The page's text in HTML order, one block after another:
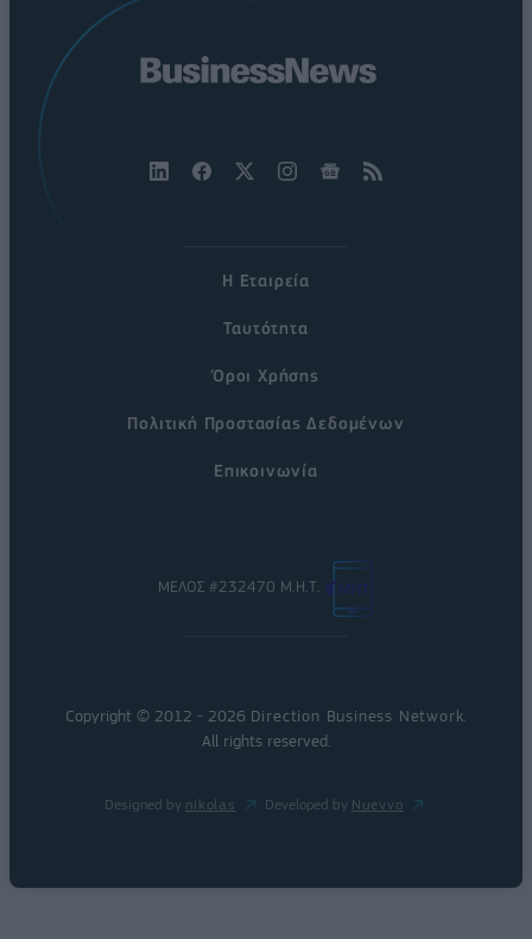
Η Εταιρεία
Ταυτότητα
Όροι Χρήσης
Πολιτική Προστασίας Δεδομένων
Επικοινωνία
ΜΕΛΟΣ #232470 Μ.Η.Τ.
Copyright © 2012 - 2026 Direction Business Network
All rights reserved.
Designed by nikolas Developed by Nuevvo